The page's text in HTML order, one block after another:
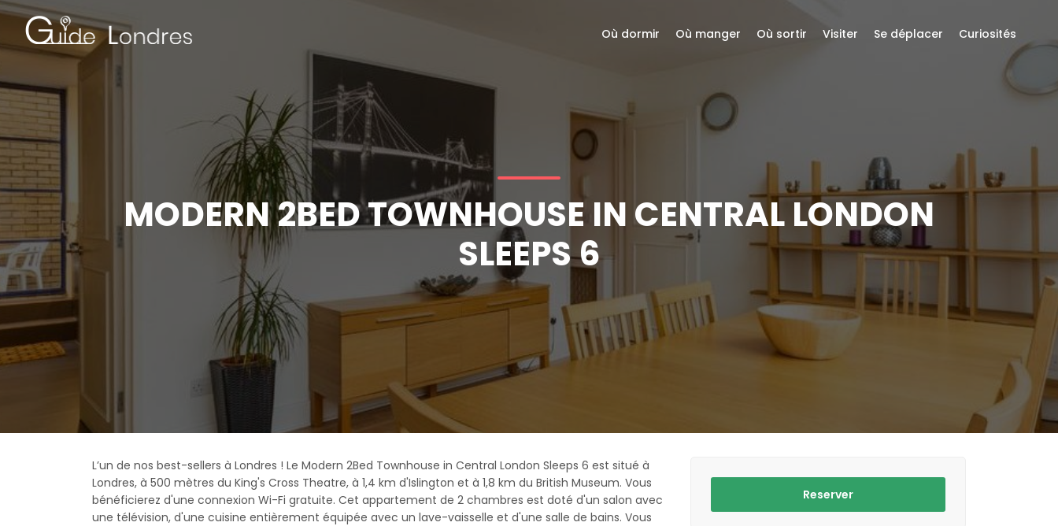
MODERN 2BED TOWNHOUSE IN CENTRAL LONDON
SLEEPS 6
L’un de nos best-sellers à Londres ! Le Modern 2Bed Townhouse in Central London Sleeps 6 est situé à
Londres, à 500 mètres du King's Cross Theatre, à 1,4 km d'Islington et à 1,8 km du British Museum. Vous
bénéficierez d'une connexion Wi-Fi gratuite. Cet appartement de 2 chambres est doté d'un salon avec
une télévision, d'une cuisine entièrement équipée avec un lave-vaisselle et d'une salle de bains. Vous
Reserver
Où dormir Où manger Où sortir Visiter Se déplacer Curiosités